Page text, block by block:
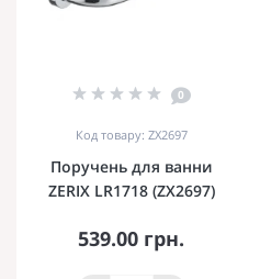
0
Код товару: ZX2697
Поручень для ванни
ZERIX LR1718 (ZX2697)
539.00 грн.